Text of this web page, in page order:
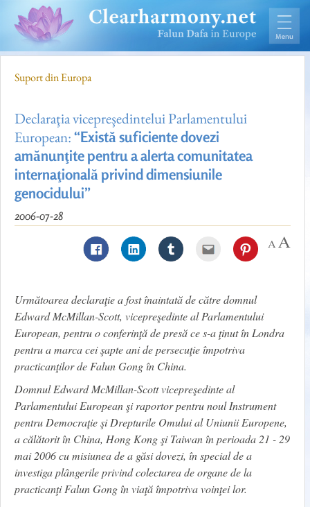
Suport din Europa
Declaraţia vicepreşedintelui Parlamentului
European:“Există suficiente dovezi
amănunţite pentru a alerta comunitatea
internaţională privind dimensiunile
genocidului”
2006-07-28
Următoarea declaraţie a fost înaintată de către domnul
Edward McMillan-Scott, vicepreşedinte al Parlamentului
European, pentru o conferinţă de presă ce s-a ţinut în Londra
pentru a marca cei şapte ani de persecuţie împotriva
practicanţilor de Falun Gong în China.
Domnul Edward McMillan-Scott vicepreşedinte al
Parlamentului European şi raportor pentru noul Instrument
pentru Democraţie şi Drepturile Omului al Uniunii Europene,
a călătorit în China, Hong Kong şi Taiwan în perioada 21 - 29
mai 2006 cu misiunea de a găsi dovezi, în special de a
investiga plângerile privind colectarea de organe de la
practicanţi Falun Gong în viaţă împotriva voinţei lor.